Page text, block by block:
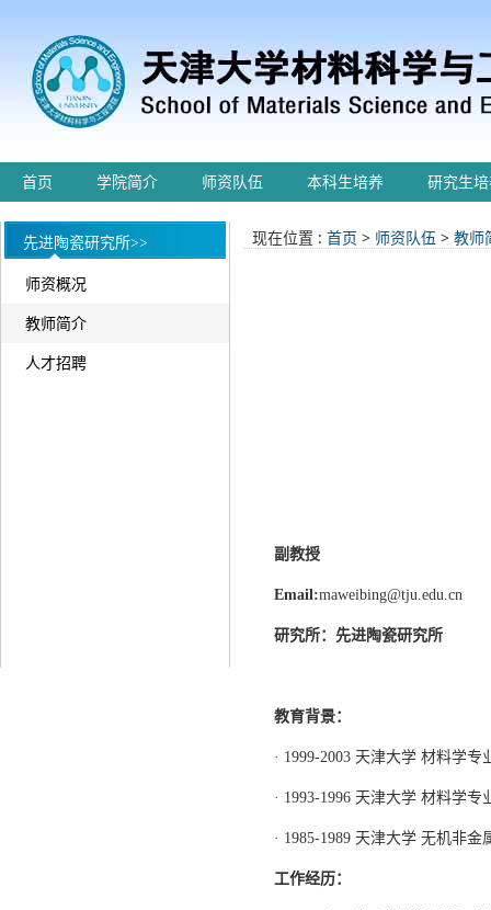
首页 学院简介 师资队伍 本科生培养 研究生
先进陶瓷研究所>>
师资概况
教师简介
人才招聘
现在位置 : 首页 > 师资队伍 > 教师
副教授
Email:maweibing@tju.edu.cn
研究所：先进陶瓷研究所
教育背景：
· 1999-2003 天津大学 材料学专
· 1993-1996 天津大学 材料学专
· 1985-1989 天津大学 无机非金
工作经历：